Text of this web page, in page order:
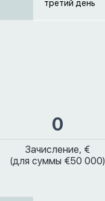
третий день
0
Зачисление, €
(для суммы €50 000)